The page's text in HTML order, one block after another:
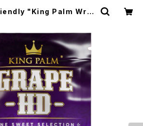
"King Palm Wra
プレロールラップ/Blunts ブ
official